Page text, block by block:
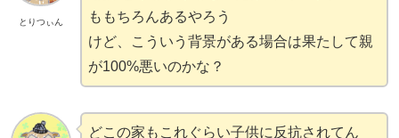
とりつぃん
ももちろんあるやろう
けど、こういう背景がある場合は果たして親
が100%悪いのかな？
どこの家もこれぐらい子供に反抗されてん